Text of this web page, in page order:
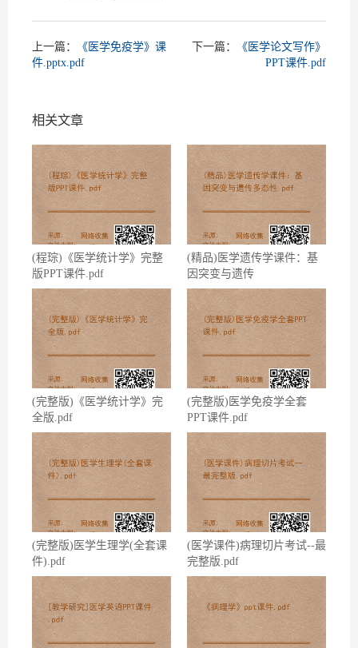
上一篇：
《医学免疫学》课
件.pptx.pdf
下一篇：
《医学论文写作》
PPT课件.pdf
相关文章
(程琮)《医学统计学》完整
版PPT课件.pdf
(精品)医学遗传学课件：基
因突变与遗传
(完整版)《医学统计学》完
全版.pdf
(完整版)医学免疫学全套
PPT课件.pdf
(完整版)医学生理学(全套课
件).pdf
(医学课件)病理切片考试--最
完整版.pdf